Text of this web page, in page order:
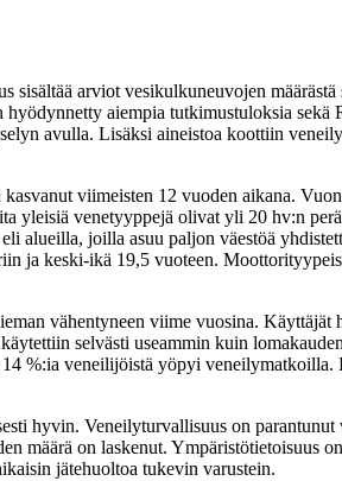
arviot vesikulkuneuvojen
aiempia tutkimustuloksia
avulla. Lisäksi aineistoa koottiin
viimeisten 12 vuoden aikana.
yleisiä venetyyppejä olivat yli 20 hv:n
alueilla, joilla asuu paljon väestöä
ja keski-ikä 19,5 vuoteen.
vähentyneen viime vuosina.
selvästi useammin kuin
%:ia veneilijöistä yöpyi
hyvin. Veneilyturvallisuus on
määrä on laskenut. Ympäristötietoisuus
jätehuoltoa tukevin varustein.